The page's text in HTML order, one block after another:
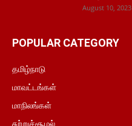
August 10, 2023
POPULAR CATEGORY
தமிழ்நாடு
மாவட்டங்கள்
மாநிலங்கள்
சுற்றுச்சூழல்